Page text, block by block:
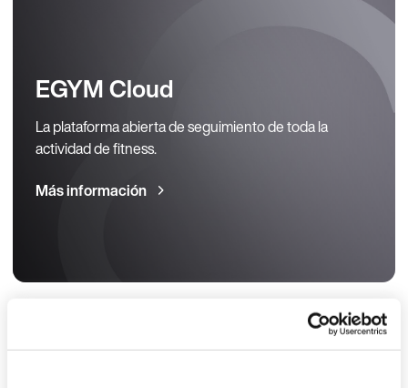
EGYM Cloud
La plataforma abierta de seguimiento de toda la
actividad de fitness.
Más información